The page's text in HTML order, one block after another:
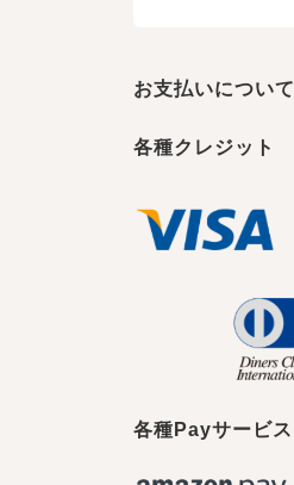
お支払いについて
各種クレジット
各種Payサービス